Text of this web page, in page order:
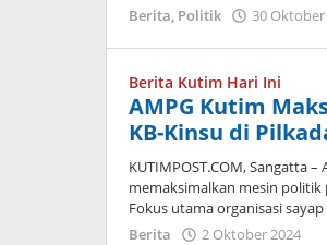
Berita, Politik 30 Oktober
Berita Kutim Hari Ini
AMPG Kutim
KB-Kinsu di
KUTIMPOST.COM, Sangatta
memaksimalkan mesin politik
Fokus utama organisasi
Berita
2 Oktober 2024